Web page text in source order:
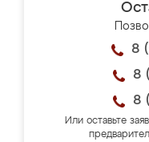
8
8
8
Или оставьте